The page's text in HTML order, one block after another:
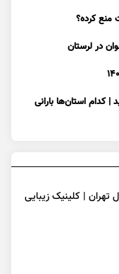
منع کرده؟
در لرستان
کدام استان‌ها بارانی
تهران | کلینیک زیبایی